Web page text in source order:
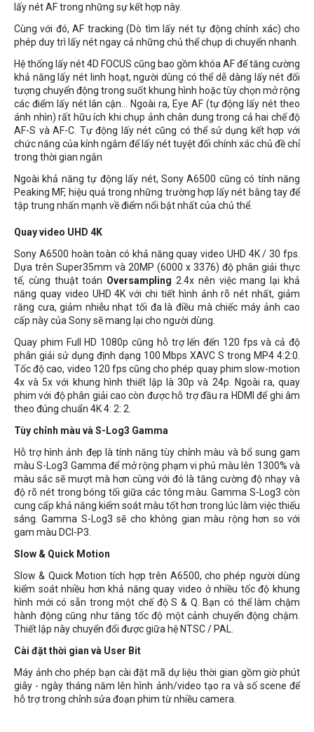
lấy nét AF trong những sự kết hợp này.
Cùng với đó, AF tracking (Dò tìm lấy nét tự động chính xác) cho
phép duy trì lấy nét ngay cả những chủ thể chụp di chuyển nhanh.
Hệ thống lấy nét 4D FOCUS cũng bao gồm khóa AF để tăng cường
khả năng lấy nét linh hoạt, người dùng có thể dễ dàng lấy nét đối
tượng chuyển động trong suốt khung hình hoặc tùy chọn mở rộng
các điểm lấy nét lân cận... Ngoài ra, Eye AF (tự động lấy nét theo
ánh nhìn) rất hữu ích khi chụp ảnh chân dung trong cả hai chế độ
AF-S và AF-C. Tự động lấy nét cũng có thể sử dụng kết hợp với
chức năng của kính ngắm để lấy nét tuyệt đối chính xác chủ đề chỉ
trong thời gian ngắn
Ngoài khả năng tự động lấy nét, Sony A6500 cũng có tính năng
Peaking MF, hiệu quả trong những trường hợp lấy nét bằng tay để
tập trung nhấn mạnh về điểm nổi bật nhất của chủ thể.
Quay video UHD 4K
Sony A6500 hoàn toàn có khả năng quay video UHD 4K / 30 fps.
Dựa trên Super35mm và 20MP (6000 x 3376) độ phân giải thực
tế, cùng thuật toán Oversampling 2.4x nên việc mang lại khả
năng quay video UHD 4K với chi tiết hình ảnh rõ nét nhất, giảm
răng cưa, giảm nhiễu nhạt tối đa là điều mà chiếc máy ảnh cao
cấp này của Sony sẽ mang lại cho người dùng.
Quay phim Full HD 1080p cũng hỗ trợ lến đến 120 fps và cả độ
phân giải sử dụng định dạng 100 Mbps XAVC S trong MP4 4:2:0.
Tốc độ cao, video 120 fps cũng cho phép quay phim slow-motion
4x và 5x với khung hình thiết lập là 30p và 24p. Ngoài ra, quay
phim với độ phân giải cao còn được hỗ trợ đầu ra HDMI để ghi âm
theo đúng chuẩn 4K 4: 2: 2.
Tùy chỉnh màu và S-Log3 Gamma
Hỗ trợ hình ảnh đẹp là tính năng tùy chỉnh màu và bổ sung gam
màu S-Log3 Gamma để mở rộng phạm vi phủ màu lên 1300% và
màu sắc sẽ mượt mà hơn cùng với đó là tăng cường độ nhạy và
độ rõ nét trong bóng tối giữa các tông màu. Gamma S-Log3 còn
cung cấp khả năng kiểm soát màu tốt hơn trong lúc làm việc thiếu
sáng. Gamma S-Log3 sẽ cho không gian màu rộng hơn so với
gam màu DCI-P3.
Slow & Quick Motion
Slow & Quick Motion tích hợp trên A6500, cho phép người dùng
kiểm soát nhiều hơn khả năng quay video ở nhiều tốc độ khung
hình mới có sẵn trong một chế độ S & Q. Bạn có thể làm chậm
hành động cũng như tăng tốc độ một cảnh chuyển động chậm.
Thiết lập này chuyển đổi được giữa hệ NTSC / PAL.
Cài đặt thời gian và User Bit
Máy ảnh cho phép bạn cài đặt mã dự liệu thời gian gồm giờ phút
giây - ngày tháng năm lên hình ảnh/video tạo ra và số scene để
hỗ trợ trong chỉnh sửa đoạn phim từ nhiều camera.